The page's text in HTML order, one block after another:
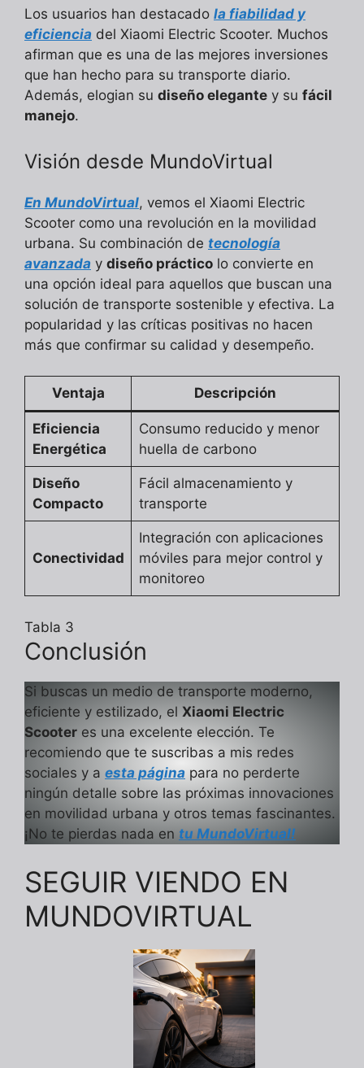
Los usuarios han destacado la fiabilidad y
eficiencia del Xiaomi Electric Scooter. Muchos
afirman que es una de las mejores inversiones
que han hecho para su transporte diario.
Además, elogian su diseño elegante y su fácil
manejo.
Visión desde MundoVirtual
En MundoVirtual, vemos el Xiaomi Electric
Scooter como una revolución en la movilidad
urbana. Su combinación de tecnología
avanzada y diseño práctico lo convierte en
una opción ideal para aquellos que buscan una
solución de transporte sostenible y efectiva. La
popularidad y las críticas positivas no hacen
más que confirmar su calidad y desempeño.
Ventaja Descripción
Eficiencia
Energética
Consumo reducido y menor
huella de carbono
Diseño
Compacto
Fácil almacenamiento y
transporte
Conectividad
Integración con aplicaciones
móviles para mejor control y
monitoreo
Tabla 3
Conclusión
Si buscas un medio de transporte moderno,
eficiente y estilizado, el Xiaomi Electric
Scooter es una excelente elección. Te
recomiendo que te suscribas a mis redes
sociales y a esta página para no perderte
ningún detalle sobre las próximas innovaciones
en movilidad urbana y otros temas fascinantes.
¡No te pierdas nada en tu MundoVirtual!
SEGUIR VIENDO EN
MUNDOVIRTUAL